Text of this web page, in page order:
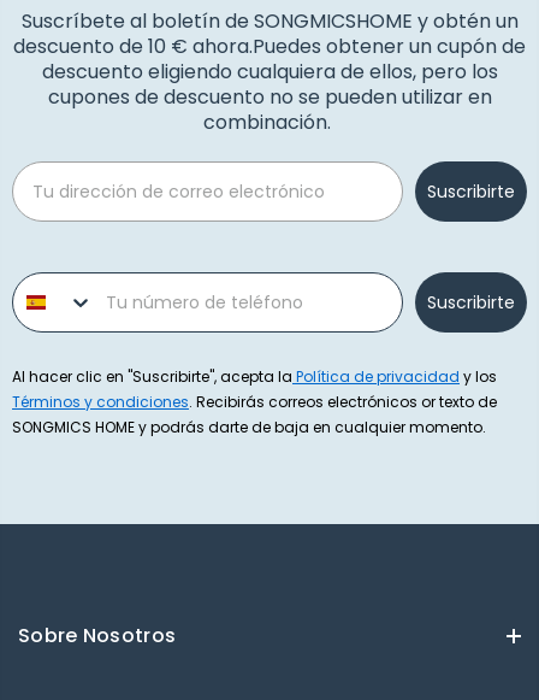
Suscríbete al boletín de SONGMICSHOME y obtén un
descuento de 10 € ahora.Puedes obtener un cupón de
descuento eligiendo cualquiera de ellos, pero los
cupones de descuento no se pueden utilizar en
combinación.
Email
Suscribirte
Phone number
Suscribirte
Al hacer clic en "Suscribirte", acepta la Política de privacidad y los
Términos y condiciones. Recibirás correos electrónicos or texto de
SONGMICS HOME y podrás darte de baja en cualquier momento.
Sobre Nosotros